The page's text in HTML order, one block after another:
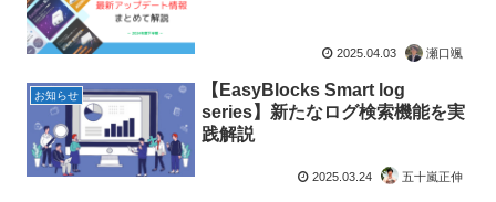
2025.04.03 瀬口颯
お知らせ
【EasyBlocks Smart log
series】新たなログ検索機能を実
践解説
2025.03.24 五十嵐正伸